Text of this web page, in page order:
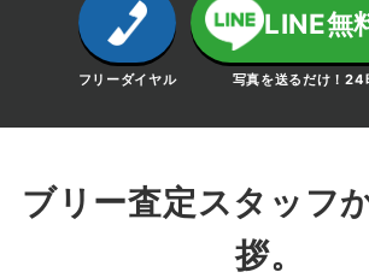
フリーダイヤル
LINE無
写真を送るだけ！24
ブリー査定スタッフ
拶。